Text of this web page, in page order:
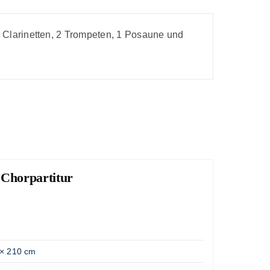
2 Trompeten, 1 Posaune und
Chorpartitur
210 cm